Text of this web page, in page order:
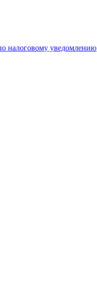
налоговому уведомлению